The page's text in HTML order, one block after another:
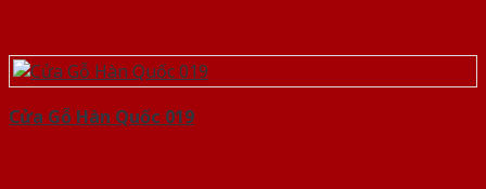
Cửa Gỗ Hàn Quốc 019